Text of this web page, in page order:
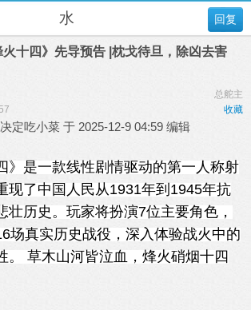
回复
水
十四》先导预告 |枕戈待旦，除凶去害
总舵主
收藏
定吃小菜 于 2025-12-9 04:59 编辑
》是一款线性剧情驱动的第一人称射
现了中国人民从1931年到1945年抗
壮历史。玩家将扮演7位主要角色，
场真实历史战役，深入体验战火中的
。 草木山河皆泣血，烽火硝烟十四